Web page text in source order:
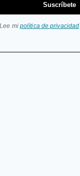
Suscríbete
mi política de privacidad